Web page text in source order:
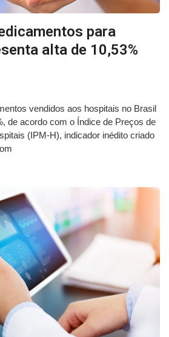
para
alta de 10,53%
vendidos aos hospitais no Brasil
de acordo com o Índice de Preços de
(IPM-H), indicador inédito criado